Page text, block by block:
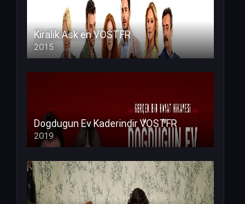
Kiralik Ask en VOSTFR
2015
Dogdugun Ev Kaderindir VOSTFR
2019